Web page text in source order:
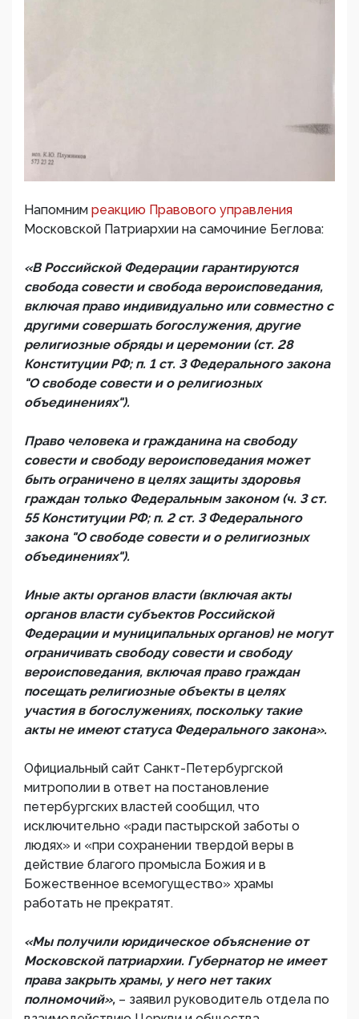
Напомним реакцию Правового управления
Московской Патриархии на самочиние Беглова:
«В Российской Федерации гарантируются
свобода совести и свобода вероисповедания,
включая право индивидуально или совместно с
другими совершать богослужения, другие
религиозные обряды и церемонии (ст. 28
Конституции РФ; п. 1 ст. 3 Федерального закона
"О свободе совести и о религиозных
объединениях").
Право человека и гражданина на свободу
совести и свободу вероисповедания может
быть ограничено в целях защиты здоровья
граждан только Федеральным законом (ч. 3 ст.
55 Конституции РФ; п. 2 ст. 3 Федерального
закона "О свободе совести и о религиозных
объединениях").
Иные акты органов власти (включая акты
органов власти субъектов Российской
Федерации и муниципальных органов) не могут
ограничивать свободу совести и свободу
вероисповедания, включая право граждан
посещать религиозные объекты в целях
участия в богослужениях, поскольку такие
акты не имеют статуса Федерального закона».
Официальный сайт Санкт-Петербургской
митрополии в ответ на постановление
петербургских властей сообщил, что
исключительно «ради пастырской заботы о
людях» и «при сохранении твердой веры в
действие благого промысла Божия и в
Божественное всемогущество» храмы
работать не прекратят.
«Мы получили юридическое объяснение от
Московской патриархии. Губернатор не имеет
права закрыть храмы, у него нет таких
полномочий», – заявил руководитель отдела по